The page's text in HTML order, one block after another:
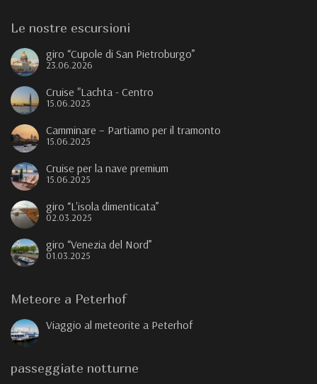
Le nostre escursioni
giro “Cupole di San Pietroburgo”
23.06.2026
Cruise "Lachta - Centro
15.06.2025
Camminare – Partiamo per il tramonto
15.06.2025
Cruise per la nave premium
15.06.2025
giro “L'isola dimenticata”
02.03.2025
giro “Venezia del Nord”
01.03.2025
Meteore a Peterhof
Viaggio al meteorite a Peterhof
passeggiate notturne